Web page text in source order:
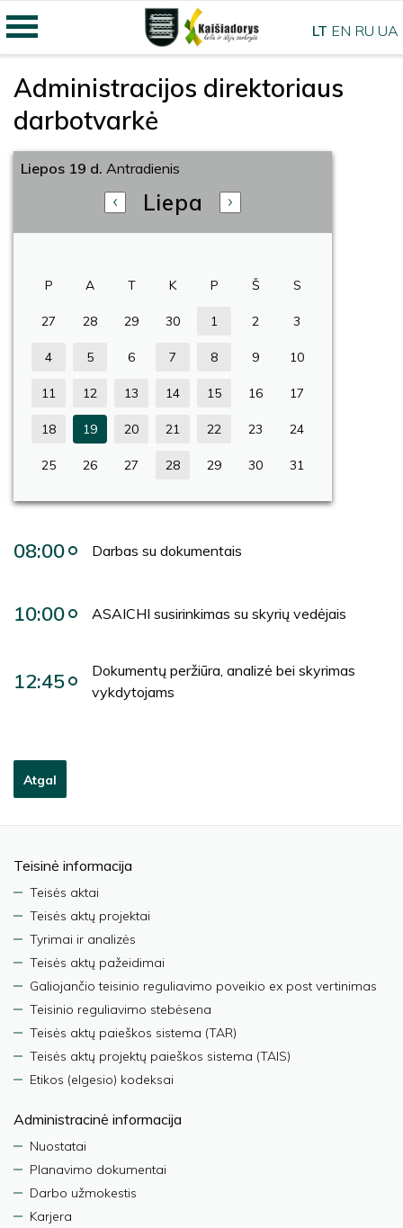
Administracijos direktoriaus
darbotvarkė
Liepos 19 d. Antradienis
Liepa
P A T K P Š S
27 28 29 30 1 2 3
4 5 6 7 8 9 10
11 12 13 14 15 16 17
18 19 20 21 22 23 24
25 26 27 28 29 30 31
08:00 Darbas su dokumentais
10:00 ASAICHI susirinkimas su skyrių vedėjais
12:45
Dokumentų peržiūra, analizė bei skyrimas
vykdytojams
Atgal
Teisinė informacija
Teisės aktai
Teisės aktų projektai
Tyrimai ir analizės
Teisės aktų pažeidimai
Galiojančio teisinio reguliavimo poveikio ex post vertinimas
Teisinio reguliavimo stebėsena
Teisės aktų paieškos sistema (TAR)
Teisės aktų projektų paieškos sistema (TAIS)
Etikos (elgesio) kodeksai
Administracinė informacija
Nuostatai
Planavimo dokumentai
Darbo užmokestis
Karjera
LT EN RU UA